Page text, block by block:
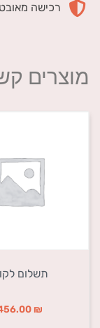
רכישה
מוצרים
תשלום
₪